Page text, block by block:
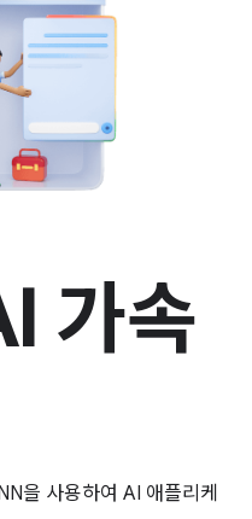
가속
을 사용하여 AI 애플리케